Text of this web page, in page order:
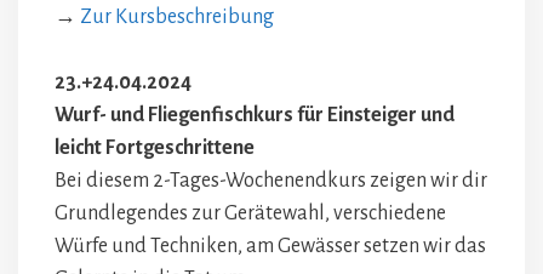
→ Zur Kursbeschreibung
23.+24.04.2024
Wurf- und Fliegenfischkurs für Einsteiger und
leicht Fortgeschrittene
Bei diesem 2-Tages-Wochenendkurs zeigen wir dir
Grundlegendes zur Gerätewahl, verschiedene
Würfe und Techniken, am Gewässer setzen wir das